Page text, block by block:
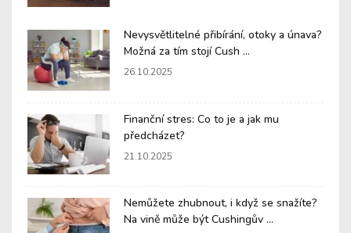
Nevysvětlitelné přibírání, otoky a únava?
Možná za tím stojí Cush ...
26.10.2025
Finanční stres: Co to je a jak mu
předcházet?
21.10.2025
Nemůžete zhubnout, i když se snažíte?
Na vině může být Cushingův ...